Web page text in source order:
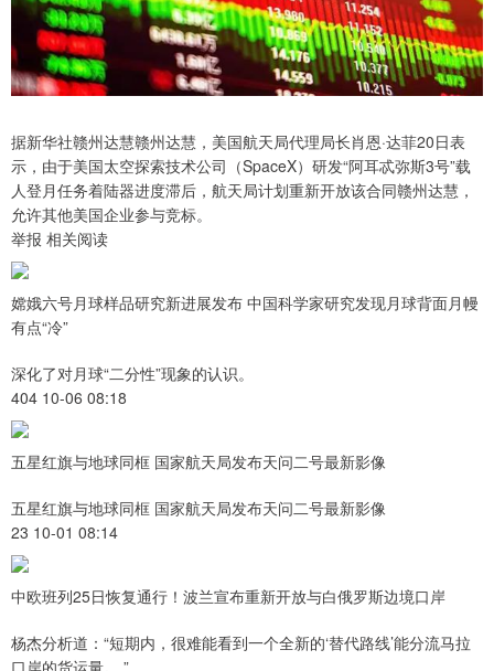
据新华社赣州达慧赣州达慧，美国航天局代理局长肖恩·达菲20日表
示，由于美国太空探索技术公司（SpaceX）研发“阿耳忒弥斯3号”载
人登月任务着陆器进度滞后，航天局计划重新开放该合同赣州达慧，
允许其他美国企业参与竞标。
举报 相关阅读
嫦娥六号月球样品研究新进展发布 中国科学家研究发现月球背面月幔
有点“冷”
深化了对月球“二分性”现象的认识。
404 10-06 08:18
五星红旗与地球同框 国家航天局发布天问二号最新影像
五星红旗与地球同框 国家航天局发布天问二号最新影像
23 10-01 08:14
中欧班列25日恢复通行！波兰宣布重新开放与白俄罗斯边境口岸
杨杰分析道：“短期内，很难能看到一个全新的‘替代路线’能分流马拉